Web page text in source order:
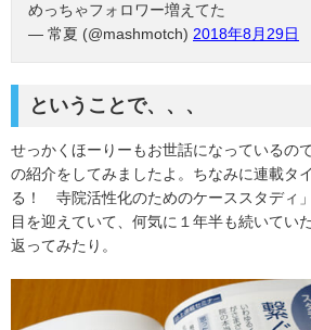
めっちゃフォロワー増えてた
— 常夏 (@mashmotch) 2018年8月29日
ということで、、、
せっかくほーりーもお世話になっているの
の紹介をしてみましたよ。ちなみに連載タ
る！ 寺院活性化のためのケーススタディ
目を迎えていて、何気に１年半も続いてい
返ってみたり。